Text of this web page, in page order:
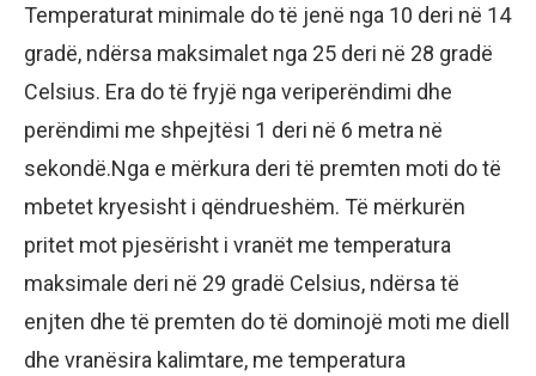
Temperaturat minimale do të jenë nga 10 deri në 14
gradë, ndërsa maksimalet nga 25 deri në 28 gradë
Celsius. Era do të fryjë nga veriperëndimi dhe
perëndimi me shpejtësi 1 deri në 6 metra në
sekondë.Nga e mërkura deri të premten moti do të
mbetet kryesisht i qëndrueshëm. Të mërkurën
pritet mot pjesërisht i vranët me temperatura
maksimale deri në 29 gradë Celsius, ndërsa të
enjten dhe të premten do të dominojë moti me diell
dhe vranësira kalimtare, me temperatura